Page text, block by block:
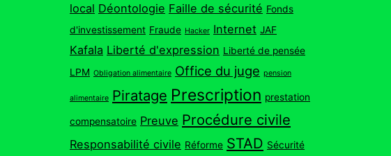
local Déontologie Faille de sécurité Fonds
d'investissement Fraude Hacker Internet JAF
Kafala Liberté d'expression Liberté de pensée
LPM Obligation alimentaire Office du juge pension
alimentaire Piratage Prescription prestation
compensatoire Preuve Procédure civile
Responsabilité civile Réforme STAD Sécurité